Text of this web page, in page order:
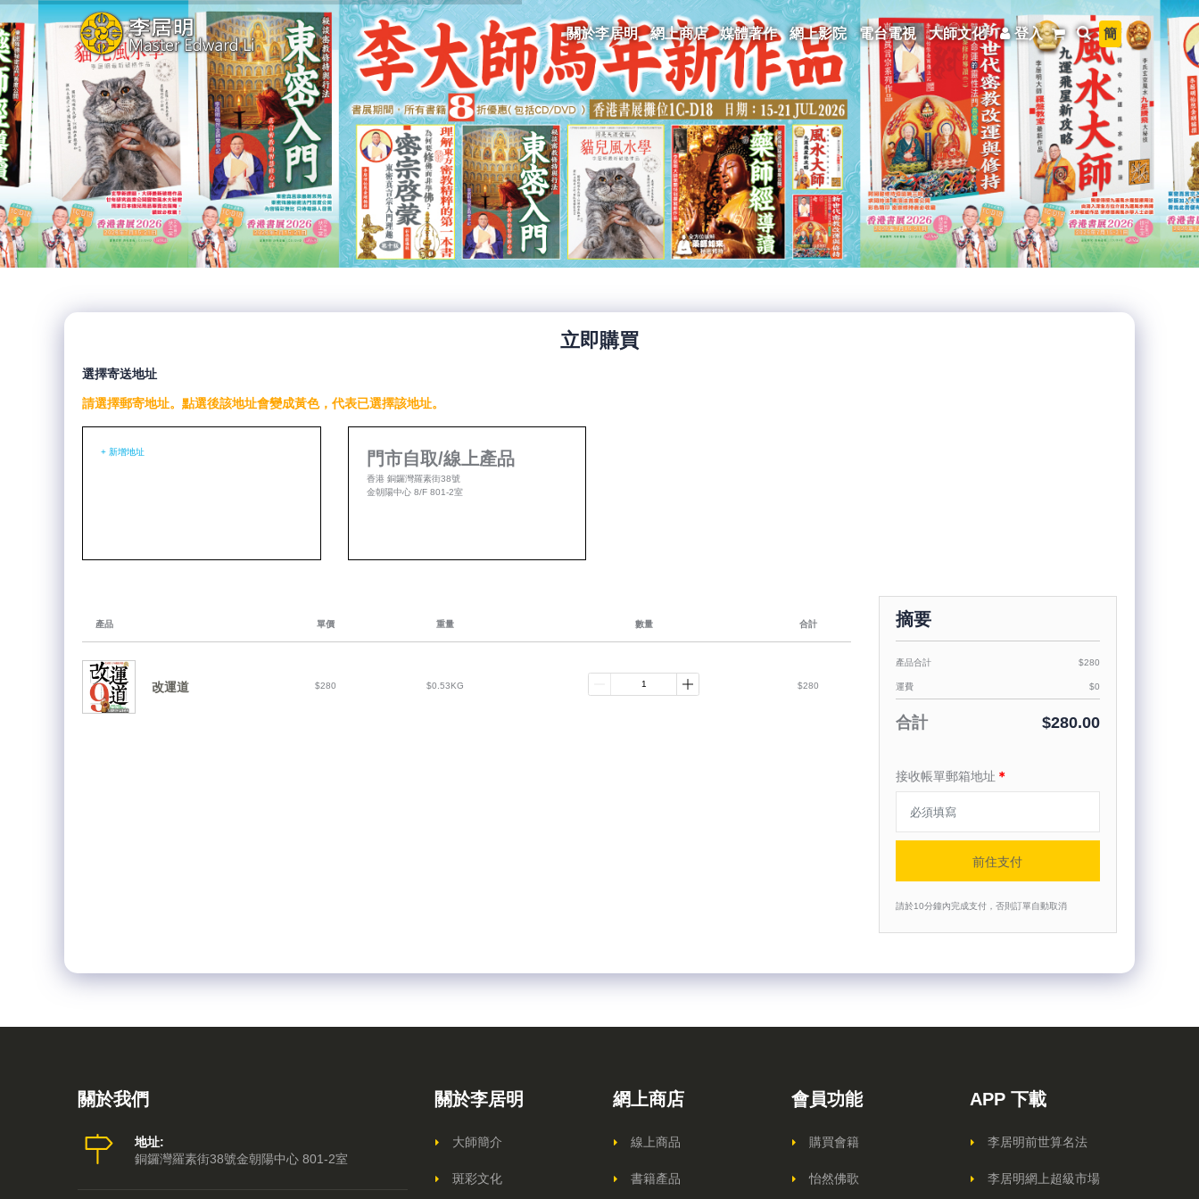
關於李居明 網上商店 媒體著作 網上影院 電台電視 大師文化 登入 簡
立即購買
選擇寄送地址
請選擇郵寄地址。點選後該地址會變成黃色，代表已選擇該地址。
+ 新增地址 門市自取/線上產品
香港 銅鑼灣羅素街38號
金朝陽中心 8/F 801-2室
產品 單價 重量 數量 合計
改運道 $280 $0.53KG $280
摘要
產品合計 $280
運費 $0
合計 $280.00
接收帳單郵箱地址 ＊
前住支付
請於10分鐘內完成支付，否則訂單自動取消
關於我們
地址:
銅鑼灣羅素街38號金朝陽中心 801-2室
關於李居明
大師簡介
斑彩文化
網上商店
線上商品
書籍產品
會員功能
購買會籍
怡然佛歌
APP 下載
李居明前世算名法
李居明網上超級市場